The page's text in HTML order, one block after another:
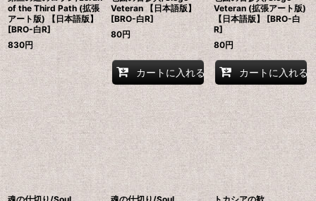
of the Third Path (拡張
アート版) 【日本語版】
[BRO-白R]
830円
Veteran 【日本語版】
[BRO-白R]
80円
カートに入れる
Veteran (拡張アート版)
【日本語版】 [BRO-白
R]
80円
カートに入れる